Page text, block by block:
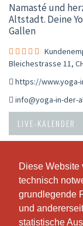
Diese Website
technisch
grundlegende
und
statistische
Diese Website
technisch
grundlegende
und
statistische
Namasté und
Altstadt. Deine
Gallen
Bleichestrasse 11,
https://www.yoga-
info@yoga-in-der-
LIVE-KALENDER
UNSER TEAM